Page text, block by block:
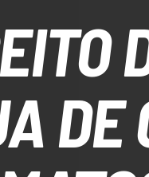
DE